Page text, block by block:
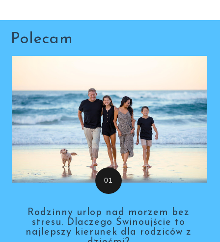
Polecam
Rodzinny urlop nad morzem bez
stresu. Dlaczego Świnoujście to
najlepszy kierunek dla rodziców z